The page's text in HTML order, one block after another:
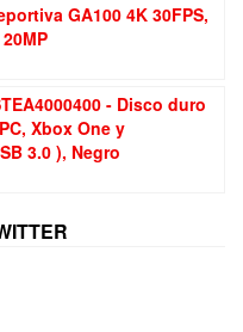
GA100 4K 30FPS,
- Disco duro
Xbox One y
3.0 ), Negro